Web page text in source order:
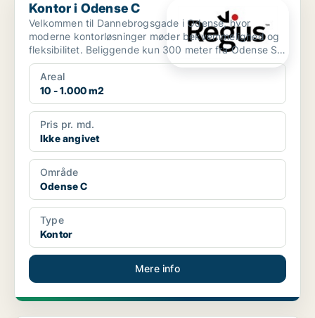
Kontor i Odense C
Velkommen til Dannebrogsgade i Odense, hvor
moderne kontorløsninger møder bekvemmelighed og
fleksibilitet. Beliggende kun 300 meter fra Odense St.
bus- og to...
Areal
10 - 1.000 m2
Pris pr. md.
Ikke angivet
Område
Odense C
Type
Kontor
Mere info